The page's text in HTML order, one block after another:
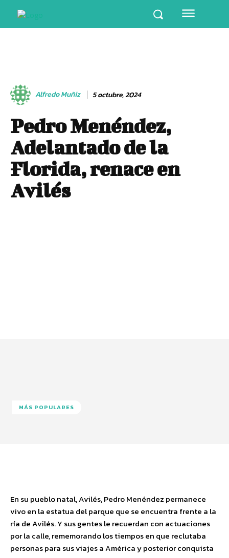
Alfredo Muñiz 5 octubre, 2024
Pedro Menéndez,
Adelantado de la
Florida, renace en
Avilés
MÁS POPULARES
En su pueblo natal, Avilés, Pedro Menéndez permanece
vivo en la estatua del parque que se encuentra frente a la
ría de Avilés. Y sus gentes le recuerdan con actuaciones
por la calle, rememorando los tiempos en que reclutaba
personas para sus viajes a América y posterior conquista